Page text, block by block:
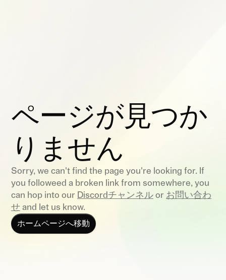
ページが見つか
りません
Sorry, we can't find the page you're looking for. If
you followeed a broken link from somewhere, you
can hop into our Discordチャンネル or お問い合わ
せ and let us know.
ホームページへ移動